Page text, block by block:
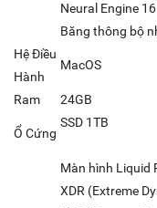
Neural Engine
Băng thông bộ
Hệ Điều
Hành
MacOS
Ram 24GB
Ổ Cứng
SSD 1TB
Màn hình Liquid
XDR (Extreme